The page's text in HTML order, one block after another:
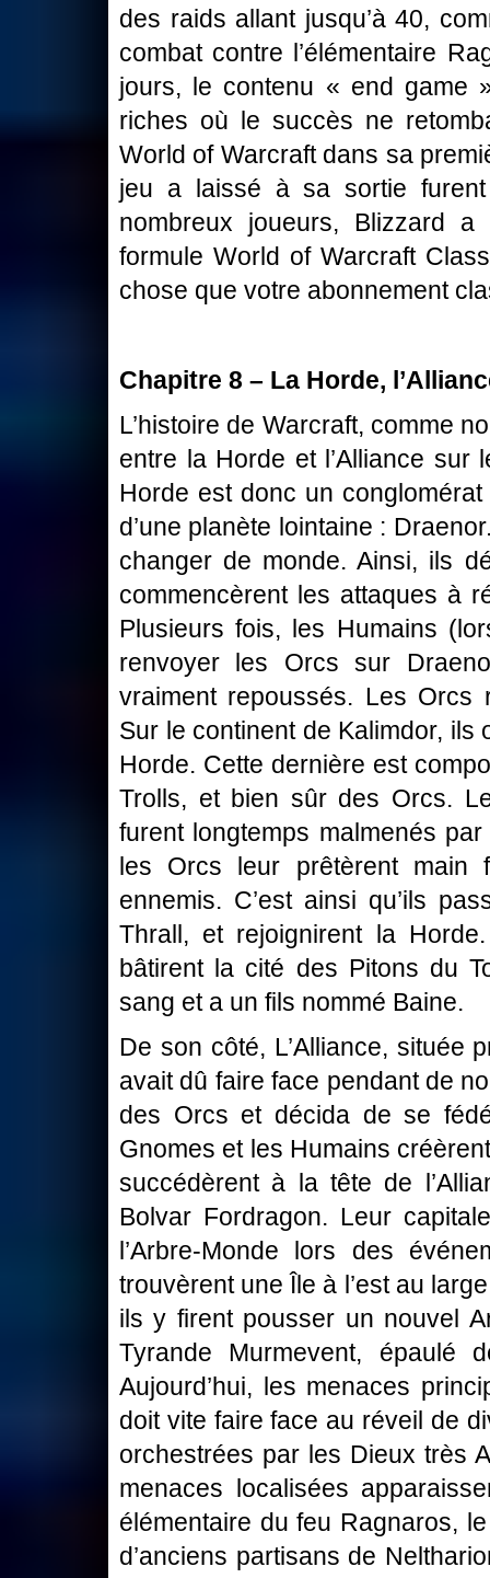
des raids allant jusqu’à 40,
combat contre l’élémentaire
jours, le contenu « end game
riches où le succès ne
World of Warcraft dans sa
jeu a laissé à sa sortie
nombreux joueurs, Blizzard
formule World of Warcraft
chose que votre abonnement
Chapitre 8 – La Horde,
L’histoire de Warcraft, comme
entre la Horde et l’Alliance sur
Horde est donc un
d’une planète lointaine :
changer de monde. Ainsi, ils
commencèrent les attaques à
Plusieurs fois, les Humains
renvoyer les Orcs sur
vraiment repoussés. Les Orcs
Sur le continent de Kalimdor, ils
Horde. Cette dernière est
Trolls, et bien sûr des Orcs.
furent longtemps malmenés
les Orcs leur prêtèrent main
ennemis. C’est ainsi qu’ils
Thrall, et rejoignirent la Horde.
bâtirent la cité des Pitons du
sang et a un fils nommé Baine.
De son côté, L’Alliance, située
avait dû faire face pendant de
des Orcs et décida de se
Gnomes et les Humains
succédèrent à la tête de
Bolvar Fordragon. Leur
l’Arbre-Monde lors des
trouvèrent une Île à l’est au
ils y firent pousser un nouvel
Tyrande Murmevent, épaulé
Aujourd’hui, les menaces
doit vite faire face au réveil de
orchestrées par les Dieux très
menaces localisées
élémentaire du feu Ragnaros,
d’anciens partisans de